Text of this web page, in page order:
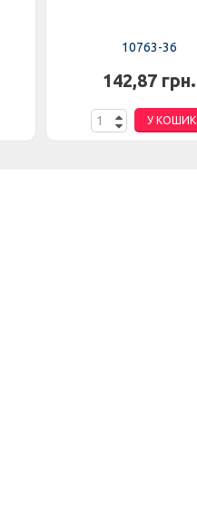
10763-36
142,87 грн.
У КОШИК